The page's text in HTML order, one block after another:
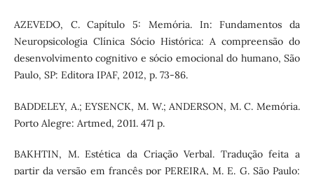
AZEVEDO, C. Capítulo 5: Memória. In: Fundamentos da
Neuropsicologia Clínica Sócio Histórica: A compreensão do
desenvolvimento cognitivo e sócio emocional do humano, São
Paulo, SP: Editora IPAF, 2012, p. 73-86.
BADDELEY, A.; EYSENCK, M. W.; ANDERSON, M. C. Memória.
Porto Alegre: Artmed, 2011. 471 p.
BAKHTIN, M. Estética da Criação Verbal. Tradução feita a
partir da versão em francês por PEREIRA, M. E. G. São Paulo: